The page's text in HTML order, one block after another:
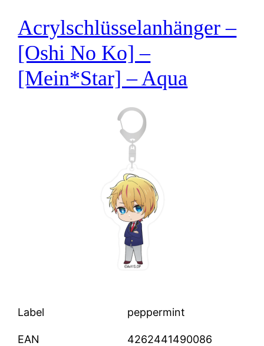
Acrylschlüsselanhänger –
[Oshi No Ko] –
[Mein*Star] – Aqua
Label peppermint
EAN 4262441490086